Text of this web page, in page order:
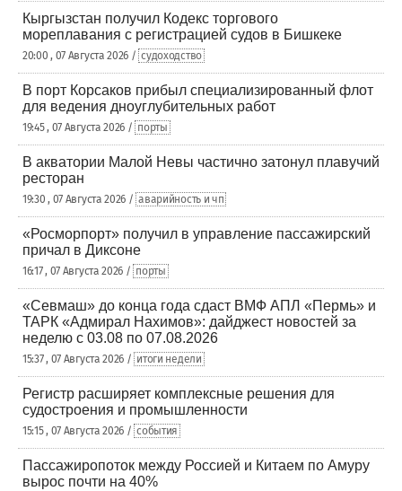
Кыргызстан получил Кодекс торгового
мореплавания с регистрацией судов в Бишкеке
20:00 , 07 Августа 2026 / судоходство
В порт Корсаков прибыл специализированный флот
для ведения дноуглубительных работ
19:45 , 07 Августа 2026 / порты
В акватории Малой Невы частично затонул плавучий
ресторан
19:30 , 07 Августа 2026 / аварийность и чп
«Росморпорт» получил в управление пассажирский
причал в Диксоне
16:17 , 07 Августа 2026 / порты
«Севмаш» до конца года сдаст ВМФ АПЛ «Пермь» и
ТАРК «Адмирал Нахимов»: дайджест новостей за
неделю с 03.08 по 07.08.2026
15:37 , 07 Августа 2026 / итоги недели
Регистр расширяет комплексные решения для
судостроения и промышленности
15:15 , 07 Августа 2026 / события
Пассажиропоток между Россией и Китаем по Амуру
вырос почти на 40%